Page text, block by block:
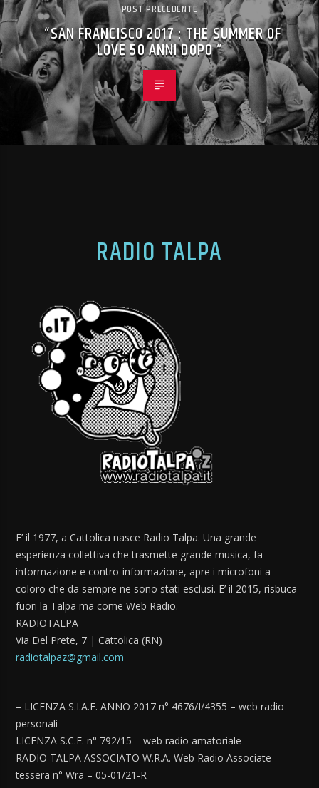
POST PRECEDENTE
“SAN FRANCISCO 2017 : THE SUMMER OF
LOVE 50 ANNI DOPO “
RADIO TALPA
E’ il 1977, a Cattolica nasce Radio Talpa. Una grande
esperienza collettiva che trasmette grande musica, fa
informazione e contro-informazione, apre i microfoni a
coloro che da sempre ne sono stati esclusi. E’ il 2015, risbuca
fuori la Talpa ma come Web Radio.
RADIOTALPA
Via Del Prete, 7 | Cattolica (RN)
radiotalpaz@gmail.com
– LICENZA S.I.A.E. ANNO 2017 n° 4676/I/4355 – web radio
personali
LICENZA S.C.F. n° 792/15 – web radio amatoriale
RADIO TALPA ASSOCIATO W.R.A. Web Radio Associate –
tessera n° Wra – 05-01/21-R